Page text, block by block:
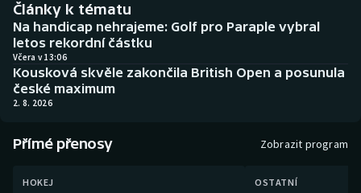
Basketbal
Biatlon
Boby a skeleton
Box
Curling
Historické návraty
Aplikace ČT sport
AZ kvíz
Články k tématu
Na handicap nehrajeme: Golf pro Paraple vybral
letos rekordní částku
Včera v 13:06
Kousková skvěle zakončila British Open a posunula
české maximum
2. 8. 2026
Přímé přenosy Zobrazit program
HOKEJ OSTATNÍ